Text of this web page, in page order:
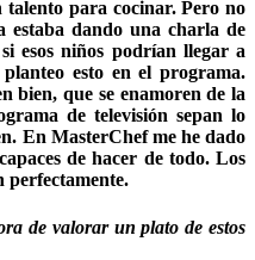
talento para cocinar. Pero no
estaba dando una charla de
esos niños podrían llegar a
esto en el programa.
bien, que se enamoren de la
de televisión sepan lo
En MasterChef me he dado
de hacer de todo. Los
perfectamente.
de valorar un plato de estos